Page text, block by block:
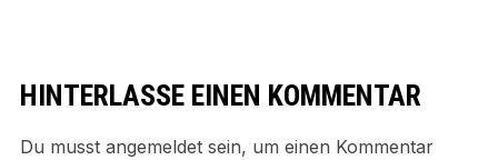
HINTERLASSE EINEN KOMMENTAR
Du musst angemeldetsein, um einen Kommentar